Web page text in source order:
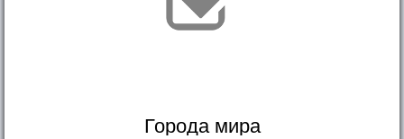
Города мира